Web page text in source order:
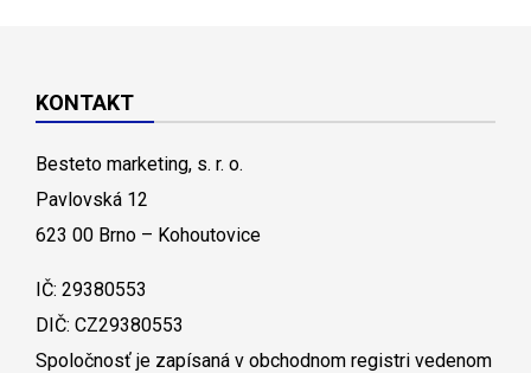
KONTAKT
Besteto marketing, s. r. o.
Pavlovská 12
623 00 Brno – Kohoutovice
IČ: 29380553
DIČ: CZ29380553
Spoločnosť je zapísaná v obchodnom registri vedenom